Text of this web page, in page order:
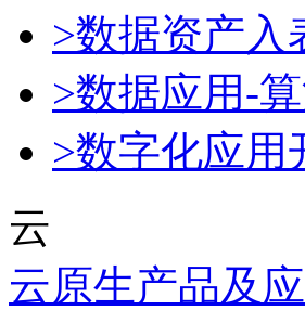
>数据资产入
>数据应用-
>数字化应用
云
云原生产品及